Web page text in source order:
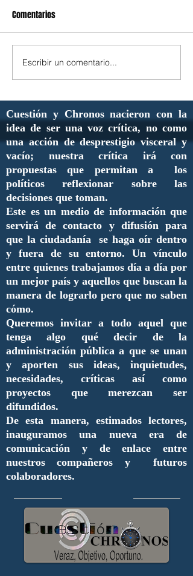
Comentarios
Escribir un comentario...
Cuestión y Chronos nacieron con la
idea de ser una voz crítica, no como
una acción de desprestigio visceral y
vacío; nuestra crítica irá con
propuestas que permitan a los
políticos reflexionar sobre las
decisiones que toman.
Este es un medio de información que
servirá de contacto y difusión para
que la ciudadanía se haga oír dentro
y fuera de su entorno. Un vínculo
entre quienes trabajamos día a día por
un mejor país y aquellos que buscan la
manera de lograrlo pero que no saben
cómo.
Queremos invitar a todo aquel que
tenga algo qué decir de la
administración pública a que se unan
y aporten sus ideas, inquietudes,
necesidades, críticas así como
proyectos que merezcan ser
difundidos.
De esta manera, estimados lectores,
inauguramos una nueva era de
comunicación y de enlace entre
nuestros compañeros y futuros
colaboradores.